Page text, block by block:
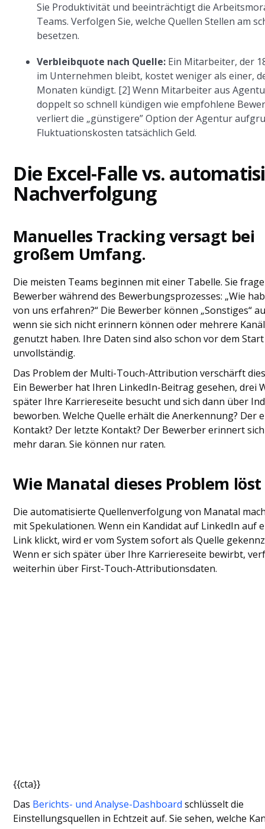
Sie Produktivität und beeinträchtigt die
Teams. Verfolgen Sie, welche Quellen Stellen am
besetzen.
Verbleibquote nach Quelle: Ein Mitarbeiter, der
im Unternehmen bleibt, kostet weniger als einer,
Monaten kündigt. [2] Wenn Mitarbeiter aus
doppelt so schnell kündigen wie empfohlene
verliert die „günstigere” Option der Agentur
Fluktuationskosten tatsächlich Geld.
Die Excel-Falle vs.
Nachverfolgung
Manuelles Tracking versagt bei
großem Umfang.
Die meisten Teams beginnen mit einer Tabelle. Sie
Bewerber während des Bewerbungsprozesses: „Wie
von uns erfahren?“ Die Bewerber können „Sonstiges“
wenn sie sich nicht erinnern können oder mehrere
genutzt haben. Ihre Daten sind also schon vor dem Start
unvollständig.
Das Problem der Multi-Touch-Attribution verschärft
Ein Bewerber hat Ihren LinkedIn-Beitrag gesehen, drei
später Ihre Karriereseite besucht und sich dann über
beworben. Welche Quelle erhält die Anerkennung? Der
Kontakt? Der letzte Kontakt? Der Bewerber erinnert
mehr daran. Sie können nur raten.
Wie Manatal dieses Problem löst
Die automatisierte Quellenverfolgung von Manatal
mit Spekulationen. Wenn ein Kandidat auf LinkedIn auf
Link klickt, wird er vom System sofort als Quelle
Wenn er sich später über Ihre Karriereseite bewirbt,
weiterhin über First-Touch-Attributionsdaten.
{{cta}}
Das Berichts- und Analyse-Dashboard schlüsselt die
Einstellungsquellen in Echtzeit auf. Sie sehen, welche